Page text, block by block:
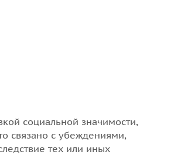
социальной значимости,
связано с убеждениями,
тех или иных